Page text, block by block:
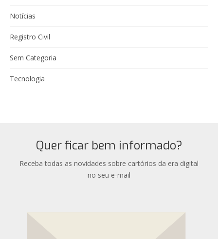
Notícias
Registro Civil
Sem Categoria
Tecnologia
Quer ficar bem informado?
Receba todas as novidades sobre cartórios da era digital
no seu e-mail